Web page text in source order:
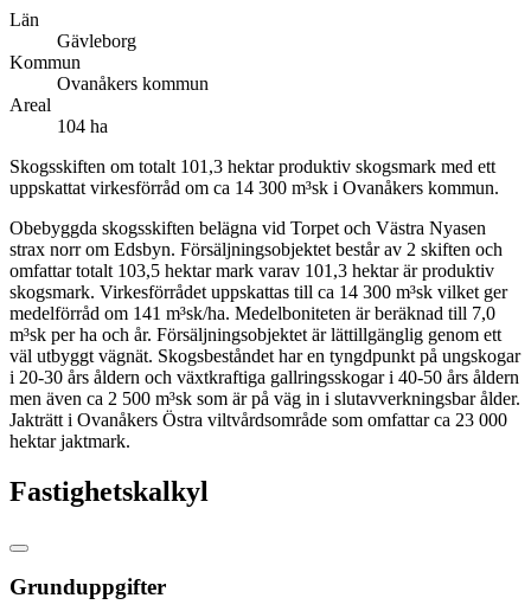
Län
Gävleborg
Kommun
Ovanåkers kommun
Areal
104 ha
Skogsskiften om totalt 101,3 hektar produktiv skogsmark med ett
uppskattat virkesförråd om ca 14 300 m³sk i Ovanåkers kommun.
Obebyggda skogsskiften belägna vid Torpet och Västra Nyasen
strax norr om Edsbyn. Försäljningsobjektet består av 2 skiften och
omfattar totalt 103,5 hektar mark varav 101,3 hektar är produktiv
skogsmark. Virkesförrådet uppskattas till ca 14 300 m³sk vilket ger
medelförråd om 141 m³sk/ha. Medelboniteten är beräknad till 7,0
m³sk per ha och år. Försäljningsobjektet är lättillgänglig genom ett
väl utbyggt vägnät. Skogsbeståndet har en tyngdpunkt på ungskogar
i 20-30 års åldern och växtkraftiga gallringsskogar i 40-50 års åldern
men även ca 2 500 m³sk som är på väg in i slutavverkningsbar ålder.
Jakträtt i Ovanåkers Östra viltvårdsområde som omfattar ca 23 000
hektar jaktmark.
Fastighetskalkyl
Grunduppgifter